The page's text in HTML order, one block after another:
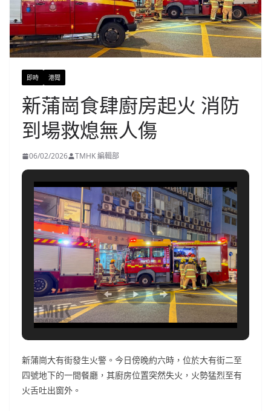
即時 港聞
新蒲崗食肆廚房起火 消防
到場救熄無人傷
06/02/2026 TMHK 編輯部
新蒲崗大有街發生火警。今日傍晚約六時，位於大有街二至
四號地下的一間餐廳，其廚房位置突然失火，火勢猛烈至有
火舌吐出窗外。